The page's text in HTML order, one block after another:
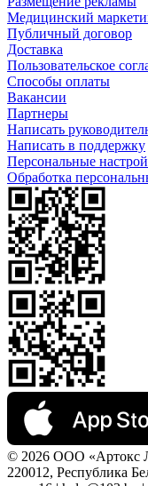
Медицинский
Публичный договор
Доставка
Пользовательское
Способы оплаты
Вакансии
Партнеры
Написать
Написать в поддержку
Персональные
Обработка
© 2026 ООО «Артокс
220012, Республика